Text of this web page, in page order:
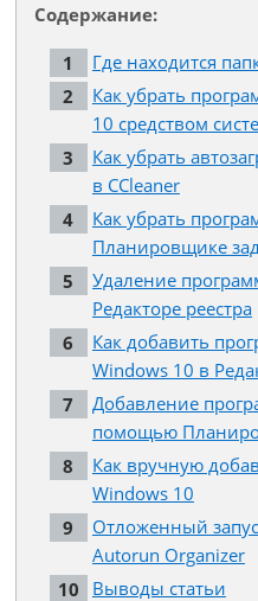
Содержание:
Где находится
Как убрать
10 средством
Как убрать
в CCleaner
Как убрать
Планировщике
Удаление
Редакторе реестра
Как добавить
Windows 10 в
Добавление
помощью
Как вручную
Windows 10
Отложенный
Autorun Organizer
Выводы статьи